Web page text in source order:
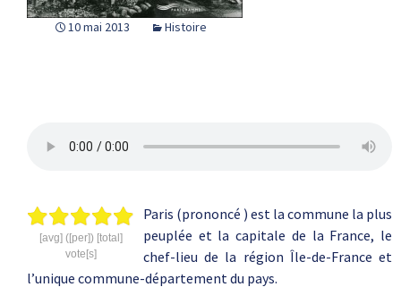
10 mai 2013 Histoire
[avg] ([per]) [total]
vote[s]
Paris (prononcé ) est la commune la plus
peuplée et la capitale de la France, le
chef-lieu de la région Île-de-France et
l’unique commune-département du pays.